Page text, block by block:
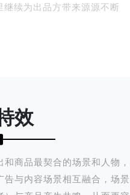
续为出品方带来源源不断
效
商品最契合的场景和人物，
与内容场景相互融合，场景